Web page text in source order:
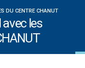
DU CENTRE CHANUT
les
et un nouveau venu
tout un programme de
pour être prêt le 13 septembre!